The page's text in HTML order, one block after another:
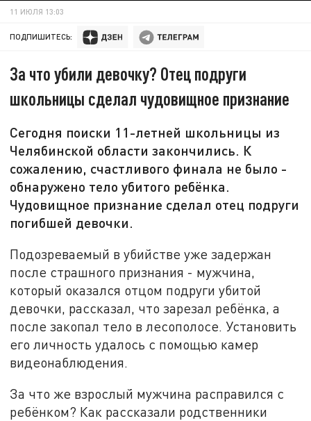
11 ИЮЛЯ 13:03
ПОДПИШИТЕСЬ:
За что убили девочку? Отец подруги
школьницы сделал чудовищное признание
Сегодня поиски 11-летней школьницы из
Челябинской области закончились. К
сожалению, счастливого финала не было -
обнаружено тело убитого ребёнка.
Чудовищное признание сделал отец подруги
погибшей девочки.
Подозреваемый в убийстве уже задержан
после страшного признания - мужчина,
который оказался отцом подруги убитой
девочки, рассказал, что зарезал ребёнка, а
после закопал тело в лесополосе. Установить
его личность удалось с помощью камер
видеонаблюдения.
За что же взрослый мужчина расправился с
ребёнком? Как рассказали родственники